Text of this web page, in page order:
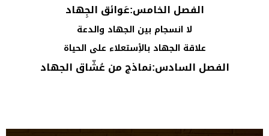
الفصل الخامس:عَوائق الجِهاد
لا انسجام بين الجهاد والدعة
علاقة الجهاد بالأِستعلاء على الحياة
الفصل السادس:نماذج من عُشّاق الجهاد